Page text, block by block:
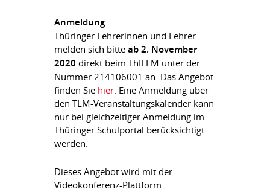
Anmeldung
Thüringer Lehrerinnen und Lehrer
melden sich bitte ab 2. November
2020 direkt beim ThILLM unter der
Nummer 214106001 an. Das Angebot
finden Sie hier. Eine Anmeldung über
den TLM-Veranstaltungskalender kann
nur bei gleichzeitiger Anmeldung im
Thüringer Schulportal berücksichtigt
werden.
Dieses Angebot wird mit der
Videokonferenz-Plattform